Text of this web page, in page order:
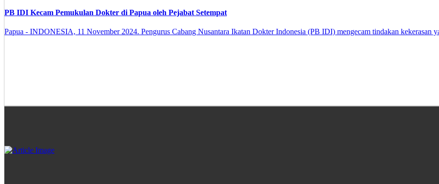
PB IDI Kecam Pemukulan Dokter di Papua oleh Pejabat Setempat
Papua - INDONESIA, 11 November 2024. Pengurus Cabang Nusantara Ikatan Dokter Indonesia (PB IDI) mengecam tindakan kekerasan